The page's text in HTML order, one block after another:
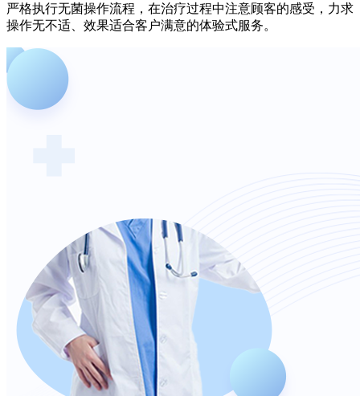
严格执行无菌操作流程，在治疗过程中注意顾客的感受，力求
操作无不适、效果适合客户满意的体验式服务。